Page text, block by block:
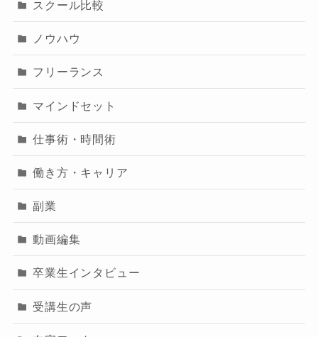
スクール比較
ノウハウ
フリーランス
マインドセット
仕事術・時間術
働き方・キャリア
副業
動画編集
卒業生インタビュー
受講生の声